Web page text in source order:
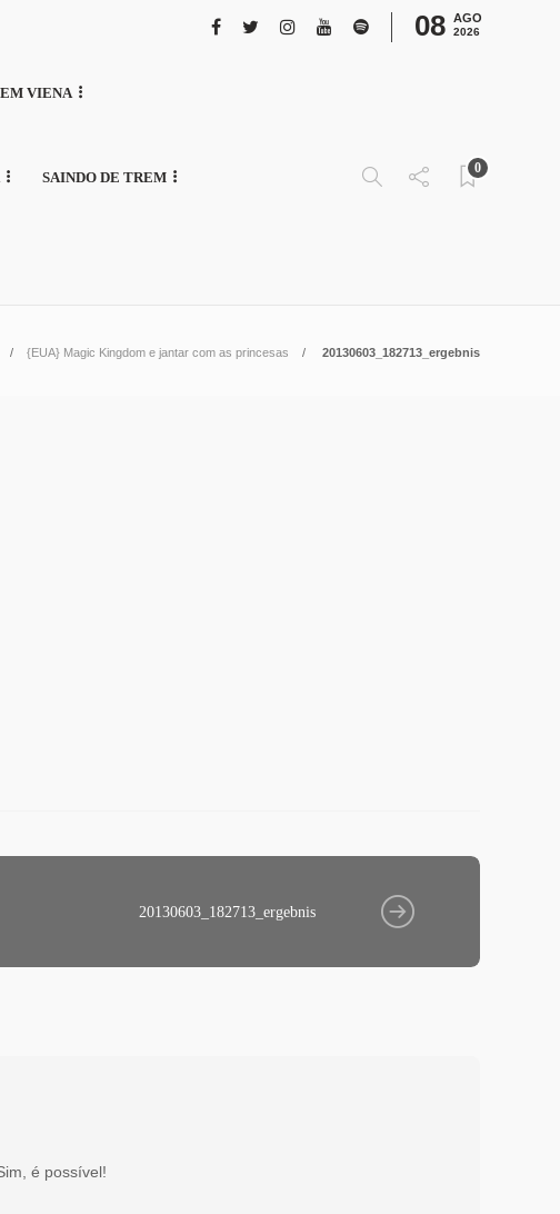
08 AGO
2026
VIENA
SAINDO DE TREM
0
{EUA} Magic Kingdom e jantar com as princesas 20130603_182713_ergebnis
20130603_182713_ergebnis
é possível!